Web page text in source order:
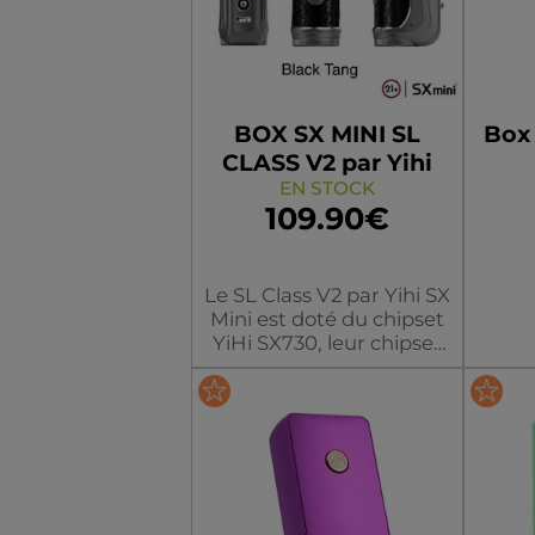
L'airflow est réglable
pour passer d'une
vapeur aérienne à très
désirs.
couleur/modèle
BOX SX MINI SL
CLASS V2 par Yihi
EN STOCK
109.90€
Le SL Class V2 par Yihi SX
Mini est doté du chipset
YiHi SX730, leur chipset
propriétaire de la 4ème
génération, disposant de
son convertisseur buck-
boost 32 bits, assure de
haute performance dans
la gestion d’énergie DC-
DC et du voltage buck et
Box